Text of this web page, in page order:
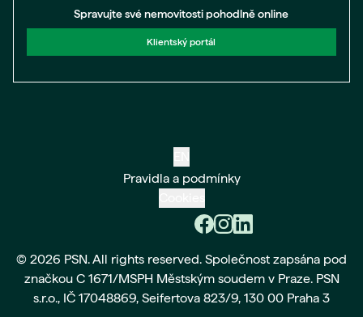
Spravujte své nemovitosti pohodlně online
Klientský portál
Pravidla a podmínky
© 2026 PSN. All rights reserved. Společnost zapsána pod
značkou C 1671/MSPH Městským soudem v Praze. PSN
s.r.o., IČ 17048869, Seifertova 823/9, 130 00 Praha 3